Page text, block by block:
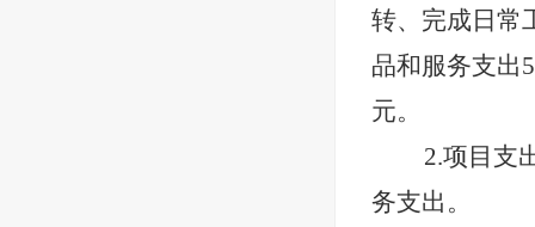
转、完成日常
品和服务支出
元。
2.项目支
务支出。